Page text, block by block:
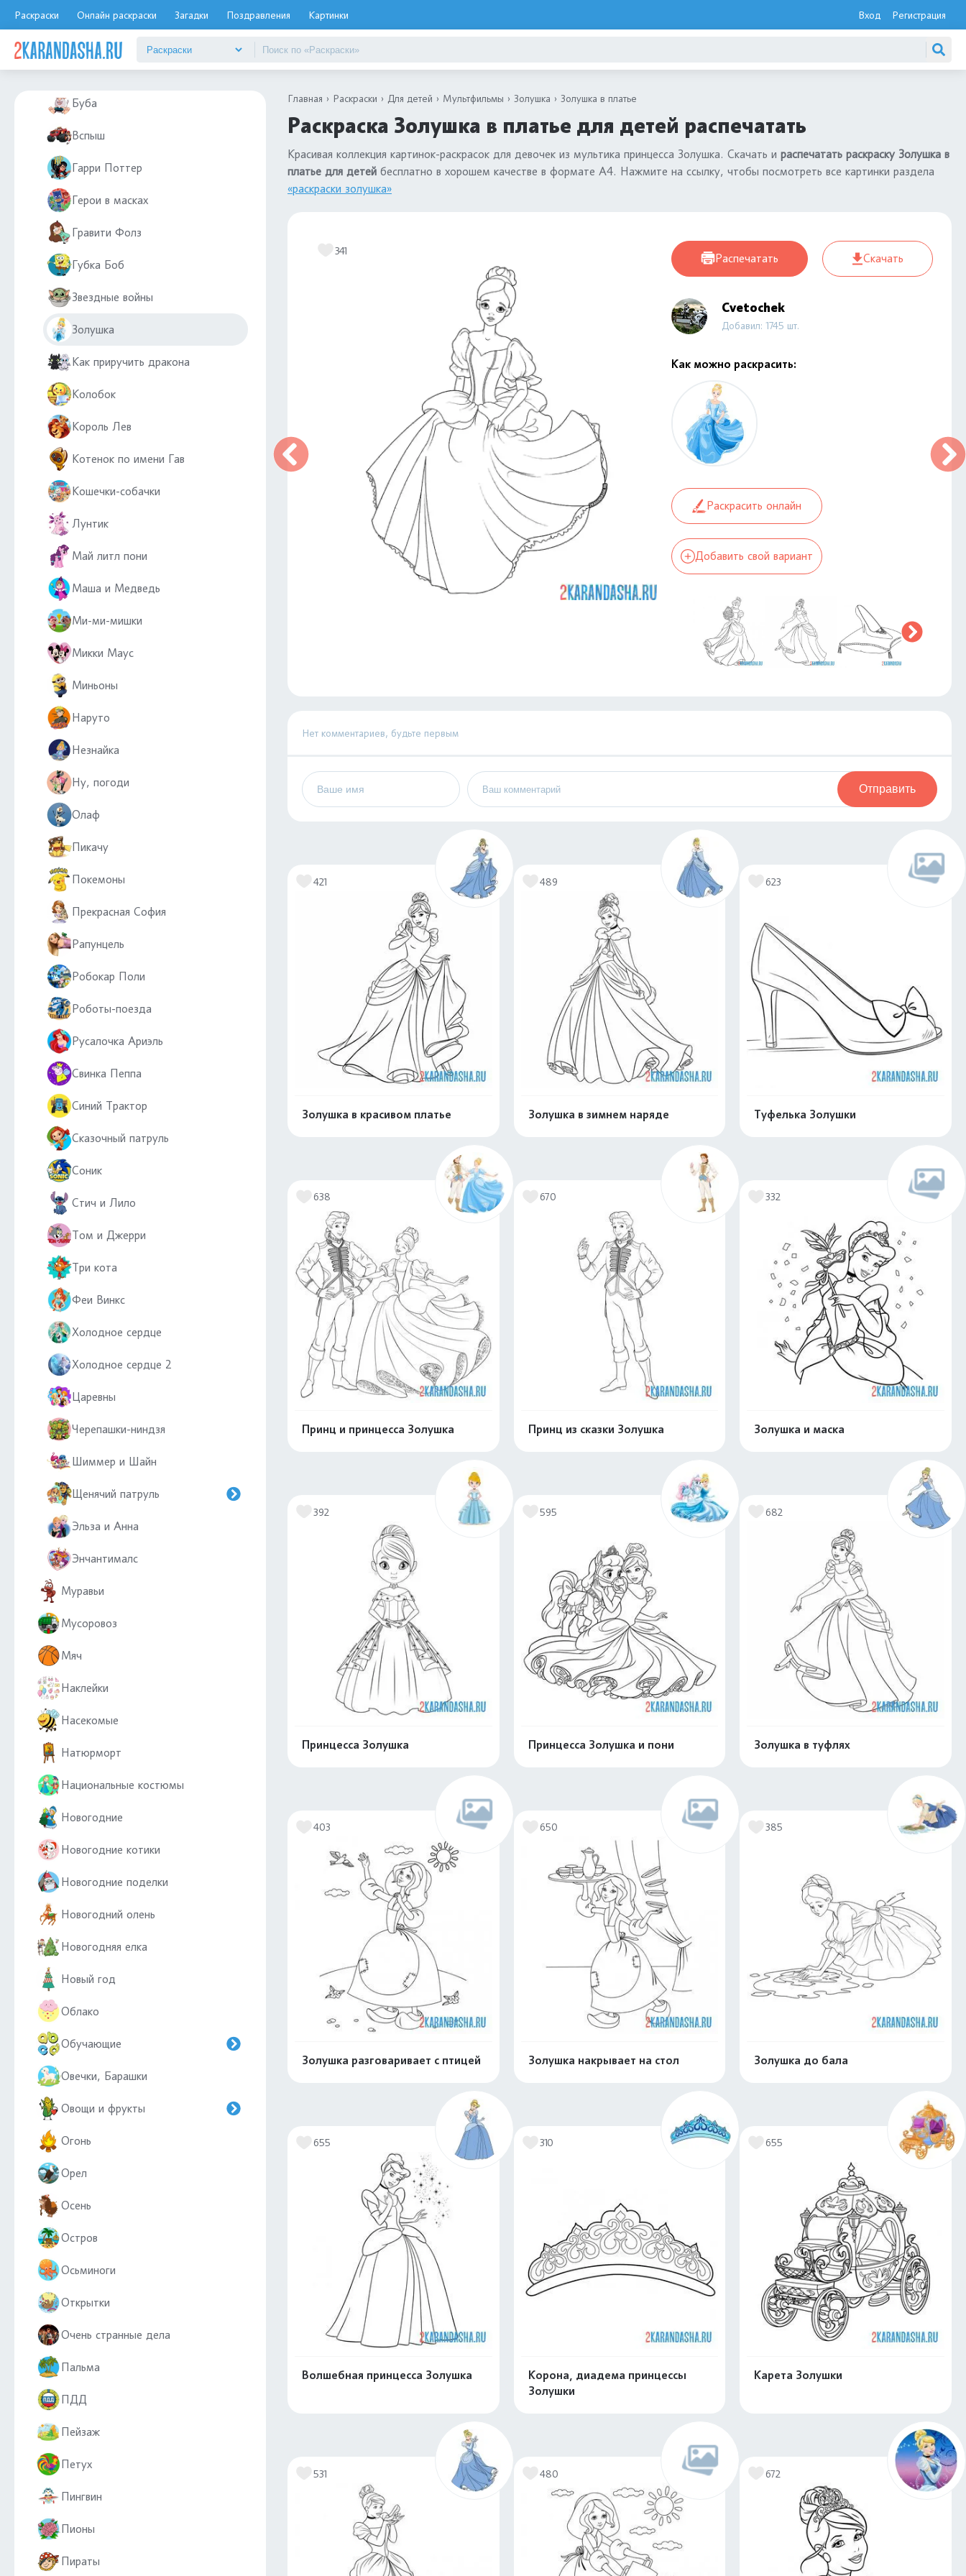
Раскраски Онлайн раскраски Загадки Поздравления Картинки Вход Регистрация
Бен 10
Буба
Вспыш
Гарри Поттер
Герои в масках
Гравити Фолз
Губка Боб
Звездные войны
Золушка
Как приручить дракона
Колобок
Король Лев
Котенок по имени Гав
Кошечки-собачки
Лунтик
Май литл пони
Маша и Медведь
Ми-ми-мишки
Микки Маус
Миньоны
Наруто
Незнайка
Ну, погоди
Олаф
Пикачу
Покемоны
Прекрасная София
Рапунцель
Робокар Поли
Роботы-поезда
Русалочка Ариэль
Свинка Пеппа
Синий Трактор
Сказочный патруль
Соник
Стич и Лило
Том и Джерри
Три кота
Феи Винкс
Холодное сердце
Холодное сердце 2
Царевны
Черепашки-ниндзя
Шиммер и Шайн
Щенячий патруль
Эльза и Анна
Энчантималс
Муравьи
Мусоровоз
Мяч
Наклейки
Насекомые
Натюрморт
Национальные костюмы
Новогодние
Новогодние котики
Новогодние поделки
Новогодний олень
Новогодняя елка
Новый год
Облако
Обучающие
Овечки, Барашки
Овощи и фрукты
Огонь
Орел
Осень
Остров
Осьминоги
Открытки
Очень странные дела
Пальма
ПДД
Пейзаж
Петух
Пингвин
Пионы
Пираты
Главная Раскраски Для детей Мультфильмы Золушка Золушка в платье
Раскраска Золушка в платье для детей распечатать
Красивая коллекция картинок-раскрасок для девочек из мультика принцесса Золушка. Скачать и распечатать раскраску Золушка в
платье для детей бесплатно в хорошем качестве в формате А4. Нажмите на ссылку, чтобы посмотреть все картинки раздела
«раскраски золушка»
341
Распечатать Скачать
Cvetochek
Добавил: 1745 шт.
Как можно раскрасить:
Раскрасить онлайн
Добавить свой вариант
Нет комментариев, будьте первым
Отправить
421
Золушка в красивом платье
Распечатать и скачать
489
Золушка в зимнем наряде
623
Туфелька Золушки
638
Принц и принцесса Золушка
670
Принц из сказки Золушка
332
Золушка и маска
392
Принцесса Золушка
595
Принцесса Золушка и пони
682
Золушка в туфлях
403
Золушка разговаривает с птицей
650
Золушка накрывает на стол
385
Золушка до бала
655
Волшебная принцесса Золушка
310
Корона, диадема принцессы
Золушки
655
Карета Золушки
Распечатать и скачать
531 480 672